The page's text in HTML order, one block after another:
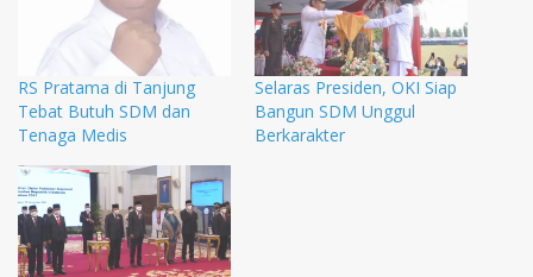
RS Pratama di Tanjung
Tebat Butuh SDM dan
Tenaga Medis
Selaras Presiden, OKI Siap
Bangun SDM Unggul
Berkarakter